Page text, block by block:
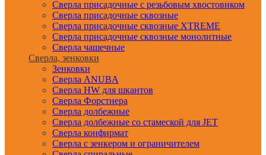
Сверла присадочные с резьбовым хвостовиком
Сверла присадочные сквозные
Сверла присадочные сквозные XTREME
Сверла присадочные сквозные монолитные
Сверла чашечные
Сверла, зенковки
Зенковки
Сверла ANUBA
Сверла HW для шкантов
Сверла Форстнера
Сверла долбежные
Сверла долбежные со стамеской для JET
Сверла конфирмат
Сверла с зенкером и ограничителем